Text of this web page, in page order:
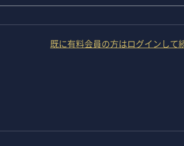
既に有料会員の方はログインして